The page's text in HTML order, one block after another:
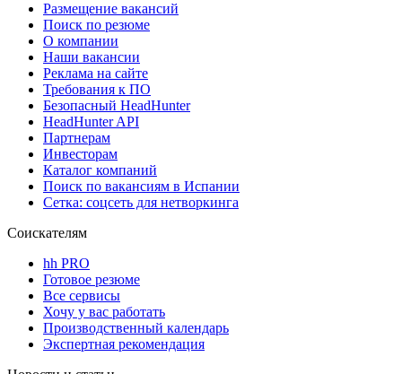
Размещение вакансий
Поиск по резюме
О компании
Наши вакансии
Реклама на сайте
Требования к ПО
Безопасный HeadHunter
HeadHunter API
Партнерам
Инвесторам
Каталог компаний
Поиск по вакансиям в Испании
Сетка: соцсеть для нетворкинга
Соискателям
hh PRO
Готовое резюме
Все сервисы
Хочу у вас работать
Производственный календарь
Экспертная рекомендация